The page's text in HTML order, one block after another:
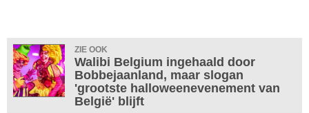
ZIE OOK
Walibi Belgium ingehaald door
Bobbejaanland, maar slogan
'grootste halloweenevenement van
België' blijft